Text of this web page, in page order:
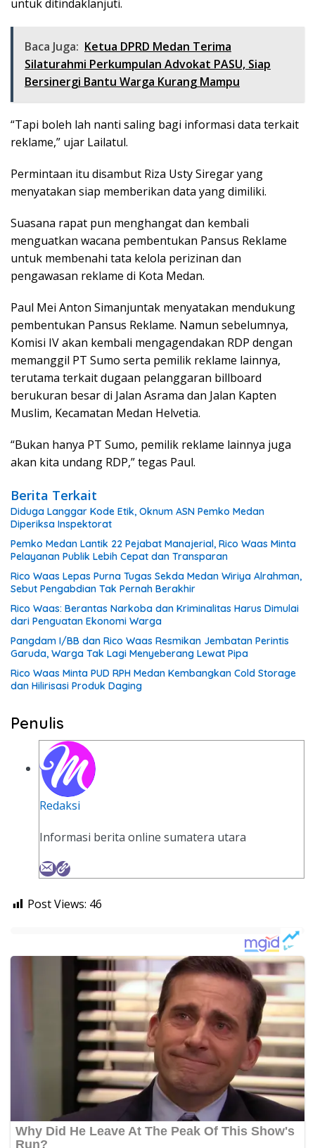
untuk ditindaklanjuti.
Baca Juga: Ketua DPRD Medan Terima
Silaturahmi Perkumpulan Advokat PASU, Siap
Bersinergi Bantu Warga Kurang Mampu
“Tapi boleh lah nanti saling bagi informasi data terkait
reklame,” ujar Lailatul.
Permintaan itu disambut Riza Usty Siregar yang
menyatakan siap memberikan data yang dimiliki.
Suasana rapat pun menghangat dan kembali
menguatkan wacana pembentukan Pansus Reklame
untuk membenahi tata kelola perizinan dan
pengawasan reklame di Kota Medan.
Paul Mei Anton Simanjuntak menyatakan mendukung
pembentukan Pansus Reklame. Namun sebelumnya,
Komisi IV akan kembali mengagendakan RDP dengan
memanggil PT Sumo serta pemilik reklame lainnya,
terutama terkait dugaan pelanggaran billboard
berukuran besar di Jalan Asrama dan Jalan Kapten
Muslim, Kecamatan Medan Helvetia.
“Bukan hanya PT Sumo, pemilik reklame lainnya juga
akan kita undang RDP,” tegas Paul.
Berita Terkait
Diduga Langgar Kode Etik, Oknum ASN Pemko Medan
Diperiksa Inspektorat
Pemko Medan Lantik 22 Pejabat Manajerial, Rico Waas Minta
Pelayanan Publik Lebih Cepat dan Transparan
Rico Waas Lepas Purna Tugas Sekda Medan Wiriya Alrahman,
Sebut Pengabdian Tak Pernah Berakhir
Rico Waas: Berantas Narkoba dan Kriminalitas Harus Dimulai
dari Penguatan Ekonomi Warga
Pangdam I/BB dan Rico Waas Resmikan Jembatan Perintis
Garuda, Warga Tak Lagi Menyeberang Lewat Pipa
Rico Waas Minta PUD RPH Medan Kembangkan Cold Storage
dan Hilirisasi Produk Daging
Penulis
Redaksi
Informasi berita online sumatera utara
Post Views: 46